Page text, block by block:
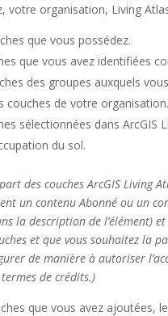
votre organisation, Living
que vous possédez.
que vous avez identifiées
des groupes auxquels
couches de votre organisation.
sélectionnées dansArcGIS
du sol.
des couchesArcGIS Living
un contenu Abonné ou un
la description de l’élément)
et que vous souhaitez la
de manière à autoriser
de crédits.)
que vous avez ajoutées,